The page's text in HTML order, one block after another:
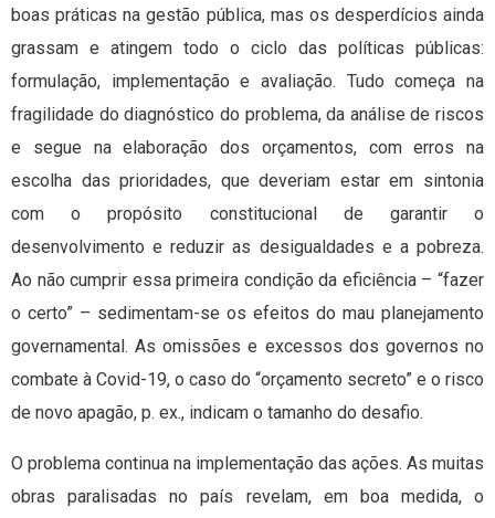
boas práticas na gestão pública, mas os desperdícios ainda
grassam e atingem todo o ciclo das políticas públicas:
formulação, implementação e avaliação. Tudo começa na
fragilidade do diagnóstico do problema, da análise de riscos
e segue na elaboração dos orçamentos, com erros na
escolha das prioridades, que deveriam estar em sintonia
com o propósito constitucional de garantir o
desenvolvimento e reduzir as desigualdades e a pobreza.
Ao não cumprir essa primeira condição da eficiência – “fazer
o certo” – sedimentam-se os efeitos do mau planejamento
governamental. As omissões e excessos dos governos no
combate à Covid-19, o caso do “orçamento secreto” e o risco
de novo apagão, p. ex., indicam o tamanho do desafio.
O problema continua na implementação das ações. As muitas
obras paralisadas no país revelam, em boa medida, o